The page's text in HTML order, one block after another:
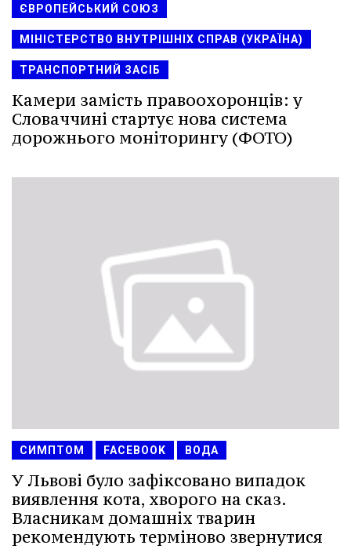
ЄВРОПЕЙСЬКИЙ СОЮЗ
МІНІСТЕРСТВО ВНУТРІШНІХ СПРАВ (УКРАЇНА)
ТРАНСПОРТНИЙ ЗАСІБ
Камери замість правоохоронців: у
Словаччині стартує нова система
дорожнього моніторингу (ФОТО)
СИМПТОМ FACEBOOK ВОДА
У Львові було зафіксовано випадок
виявлення кота, хворого на сказ.
Власникам домашніх тварин
рекомендують терміново звернутися